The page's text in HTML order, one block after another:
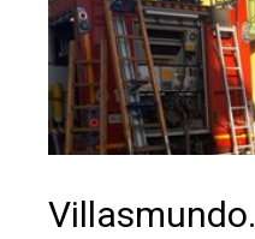
Villasmundo.